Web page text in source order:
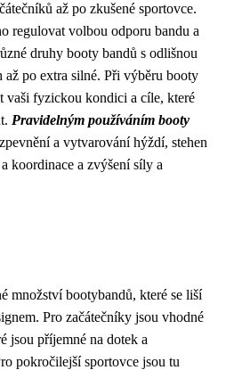
až po zkušené sportovce.
regulovat volbou odporu bandu a
druhy booty bandů s odlišnou
po extra silné. Při výběru booty
vaši fyzickou kondici a cíle, které
Pravidelným používáním booty
a vytvarování hýždí, stehen
koordinace a zvýšení síly a
množství bootybandů, které se liší
Pro začátečníky jsou vhodné
jsou příjemné na dotek a
pokročilejší sportovce jsou tu